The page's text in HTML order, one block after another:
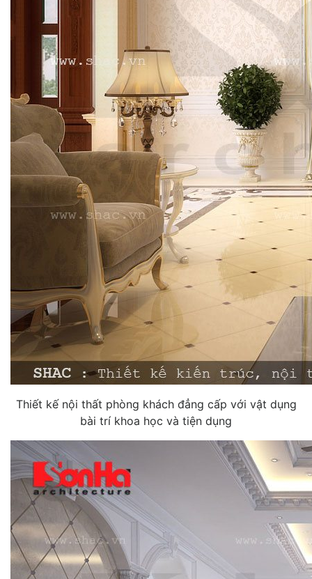
Thiết kế nội thất phòng khách đẳng cấp với vật dụng
bài trí khoa học và tiện dụng